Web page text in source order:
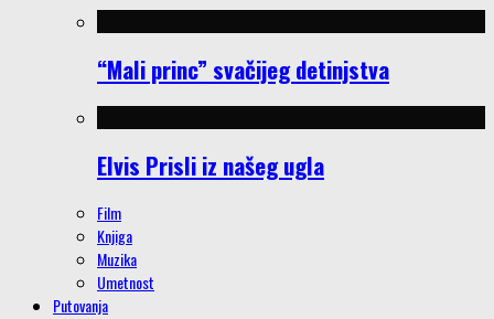
“Mali princ” svačijeg detinjstva
Elvis Prisli iz našeg ugla
Film
Knjiga
Muzika
Umetnost
Putovanja